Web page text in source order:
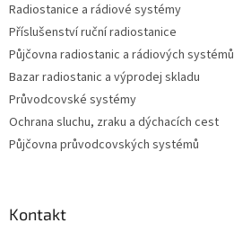
v
s
Radiostanice a rádiové systémy
Příslušenství ruční radiostanice
Půjčovna radiostanic a rádiových systémů
Bazar radiostanic a výprodej skladu
Průvodcovské systémy
Ochrana sluchu, zraku a dýchacích cest
Půjčovna průvodcovských systémů
Kontakt